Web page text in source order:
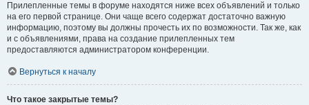
Прилепленные темы в форуме находятся ниже всех объявлений и только
на его первой странице. Они чаще всего содержат достаточно важную
информацию, поэтому вы должны прочесть их по возможности. Так же, как
и с объявлениями, права на создание прилепленных тем
предоставляются администратором конференции.
Вернуться к началу
Что такое закрытые темы?